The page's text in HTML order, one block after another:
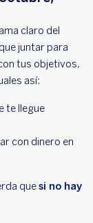
claro del
juntar para
tus objetivos,
así:
te llegue
con dinero en
quesi no hay